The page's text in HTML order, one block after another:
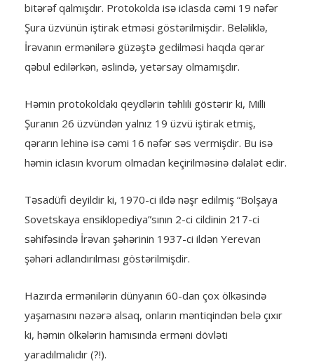
bitərəf qalmışdır. Protokolda isə iclasda cəmi 19 nəfər
Şura üzvünün iştirak etməsi göstərilmişdir. Beləliklə,
İrəvanın ermənilərə güzəştə gedilməsi haqda qərar
qəbul edilərkən, əslində, yetərsay olmamışdır.
Həmin protokoldakı qeydlərin təhlili göstərir ki, Milli
Şuranın 26 üzvündən yalnız 19 üzvü iştirak etmiş,
qərarın lehinə isə cəmi 16 nəfər səs vermişdir. Bu isə
həmin iclasın kvorum olmadan keçirilməsinə dəlalət edir.
Təsadüfi deyildir ki, 1970-ci ildə nəşr edilmiş “Bolşaya
Sovetskaya ensiklopediya”sının 2-ci cildinin 217-ci
səhifəsində İrəvan şəhərinin 1937-ci ildən Yerevan
şəhəri adlandırılması göstərilmişdir.
Hazırda ermənilərin dünyanın 60-dan çox ölkəsində
yaşamasını nəzərə alsaq, onların məntiqindən belə çıxır
ki, həmin ölkələrin hamısında erməni dövləti
yaradılmalıdır (?!).